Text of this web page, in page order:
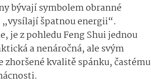
bývají symbolem obranné
„vysílají špatnou energii“.
je z pohledu Feng Shui jednou
a nenáročná, ale svým
zhoršené kvalitě spánku, častému